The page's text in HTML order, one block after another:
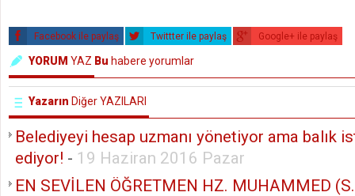
Facebook ile paylaş Twittter ile paylaş Google+ ile paylaş
YORUM YAZ Bu habere yorumlar
Yazarın Diğer YAZILARI
Belediyeyi hesap uzmanı yönetiyor ama balık
ediyor! - 19 Haziran 2016 Pazar
EN SEVİLEN ÖĞRETMEN HZ. MUHAMMED